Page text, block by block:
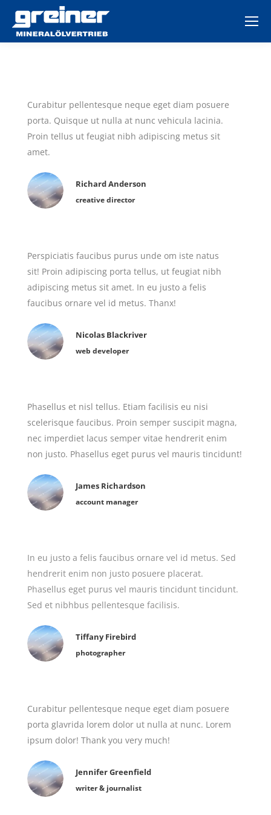
Curabitur pellentesque neque eget diam posuere
porta. Quisque ut nulla at nunc vehicula lacinia.
Proin tellus ut feugiat nibh adipiscing metus sit
amet.
Richard Anderson
creative director
Perspiciatis faucibus purus unde om iste natus
sit! Proin adipiscing porta tellus, ut feugiat nibh
adipiscing metus sit amet. In eu justo a felis
faucibus ornare vel id metus. Thanx!
Nicolas Blackriver
web developer
Phasellus et nisl tellus. Etiam facilisis eu nisi
scelerisque faucibus. Proin semper suscipit magna,
nec imperdiet lacus semper vitae hendrerit enim
non justo. Phasellus eget purus vel mauris tincidunt!
James Richardson
account manager
In eu justo a felis faucibus ornare vel id metus. Sed
hendrerit enim non justo posuere placerat.
Phasellus eget purus vel mauris tincidunt tincidunt.
Sed et nibhbus pellentesque facilisis.
Tiffany Firebird
photographer
Curabitur pellentesque neque eget diam posuere
porta glavrida lorem dolor ut nulla at nunc. Lorem
ipsum dolor! Thank you very much!
Jennifer Greenfield
writer & journalist